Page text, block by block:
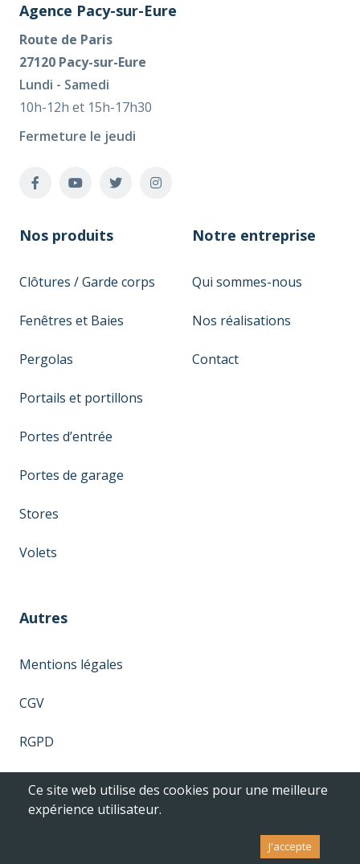
Agence Pacy-sur-Eure
Route de Paris
27120 Pacy-sur-Eure
Lundi - Samedi
10h-12h et 15h-17h30
Fermeture le jeudi
Nos produits
Clôtures / Garde corps
Fenêtres et Baies
Pergolas
Portails et portillons
Portes d’entrée
Portes de garage
Stores
Volets
Notre entreprise
Qui sommes-nous
Nos réalisations
Contact
Autres
Mentions légales
CGV
RGPD
D-Impulse
Ce site web utilise des cookies pour une meilleure
expérience utilisateur.
J'accepte